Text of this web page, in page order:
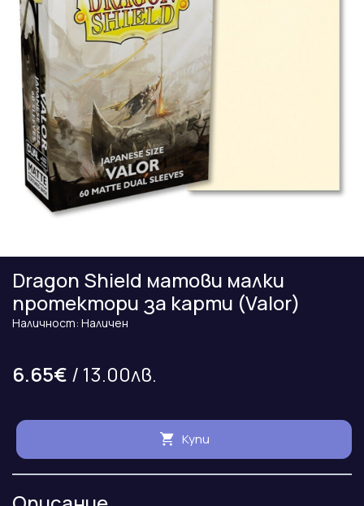
Dragon Shield матови малки
протектори за карти (Valor)
Наличност: Наличен
6.65€ / 13.00лв.
Купи